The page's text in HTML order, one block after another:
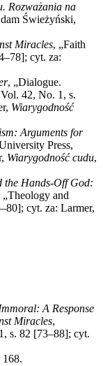
. Rozważania na
Świeżyński,
Miracles, „Faith
cyt. za:
, „Dialogue.
42, No. 1, s.
Wiarygodność
Arguments for
Press,
Wiarygodność cudu,
the Hands-Off God:
„Theology and
cyt. za: Larmer,
A Response
Miracles,
s. 82 [73–88]; cyt.
168.